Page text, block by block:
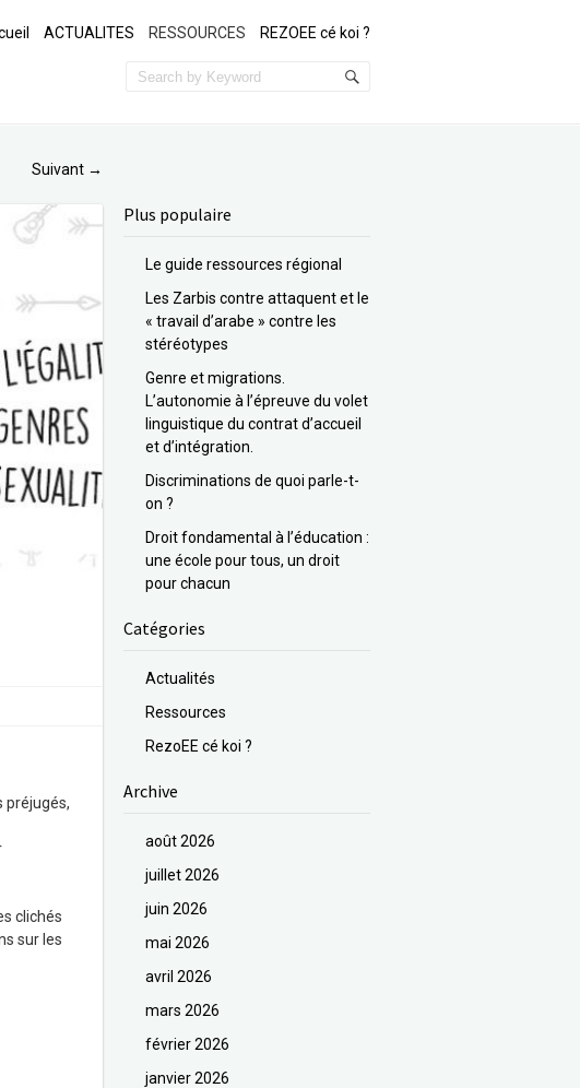
ACTUALITES RESSOURCES REZOEE cé koi ?
Suivant →
préjugés,
clichés
sur les
Plus populaire
Le guide ressources régional
Les Zarbis contre attaquent et le
« travail d’arabe » contre les
stéréotypes
Genre et migrations.
L’autonomie à l’épreuve du volet
linguistique du contrat d’accueil
et d’intégration.
Discriminations de quoi parle-t-
on ?
Droit fondamental à l’éducation :
une école pour tous, un droit
pour chacun
Catégories
Actualités
Ressources
RezoEE cé koi ?
Archive
août 2026
juillet 2026
juin 2026
mai 2026
avril 2026
mars 2026
février 2026
janvier 2026